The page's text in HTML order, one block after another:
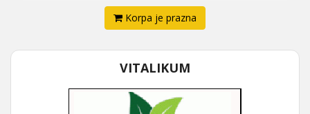
Korpa je prazna
VITALIKUM